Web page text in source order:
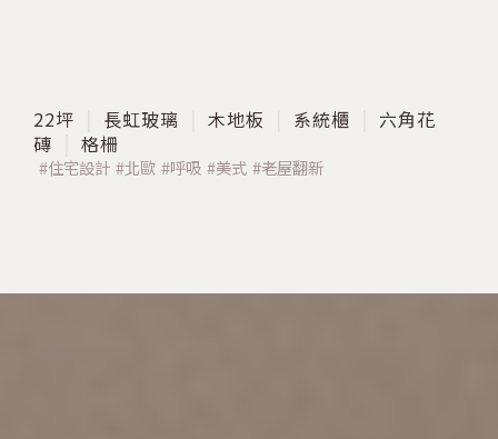
22坪 長虹玻璃 木地板 系統櫃
六角花
磚
格柵
住宅設計 北歐 呼吸 美式 老屋翻新